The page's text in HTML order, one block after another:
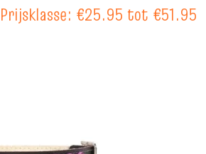
Prijsklasse: €25.95 tot €51.95